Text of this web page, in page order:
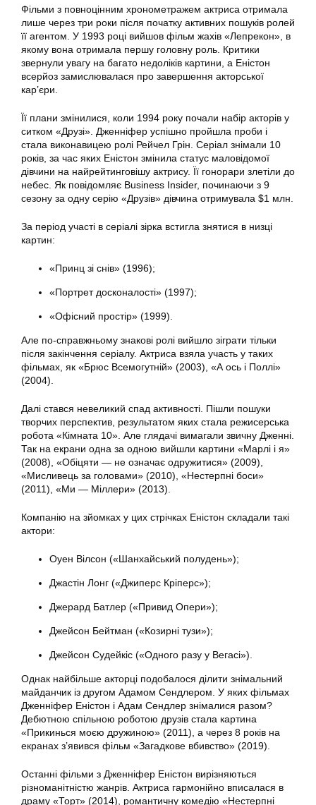
Фільми з повноцінним хронометражем актриса отримала
лише через три роки після початку активних пошуків ролей
її агентом. У 1993 році вийшов фільм жахів «Лепрекон», в
якому вона отримала першу головну роль. Критики
звернули увагу на багато недоліків картини, а Еністон
всерйоз замислювалася про завершення акторської
кар’єри.
Її плани змінилися, коли 1994 року почали набір акторів у
ситком «Друзі». Дженніфер успішно пройшла проби і
стала виконавицею ролі Рейчел Грін. Серіал знімали 10
років, за час яких Еністон змінила статус маловідомої
дівчини на найрейтинговішу актрису. Її гонорари злетіли до
небес. Як повідомляє Business Insider, починаючи з 9
сезону за одну серію «Друзів» дівчина отримувала $1 млн.
За період участі в серіалі зірка встигла знятися в низці
картин:
«Принц зі снів» (1996);
«Портрет досконалості» (1997);
«Офісний простір» (1999).
Але по-справжньому знакові ролі вийшло зіграти тільки
після закінчення серіалу. Актриса взяла участь у таких
фільмах, як «Брюс Всемогутній» (2003), «А ось і Поллі»
(2004).
Далі стався невеликий спад активності. Пішли пошуки
творчих перспектив, результатом яких стала режисерська
робота «Кімната 10». Але глядачі вимагали звичну Дженні.
Так на екрани одна за одною вийшли картини «Марлі і я»
(2008), «Обіцяти — не означає одружитися» (2009),
«Мисливець за головами» (2010), «Нестерпні боси»
(2011), «Ми — Міллери» (2013).
Компанію на зйомках у цих стрічках Еністон складали такі
актори:
Оуен Вілсон («Шанхайський полудень»);
Джастін Лонг («Джиперс Кріперс»);
Джерард Батлер («Привид Опери»);
Джейсон Бейтман («Козирні тузи»);
Джейсон Судейкіс («Одного разу у Вегасі»).
Однак найбільше акторці подобалося ділити знімальний
майданчик із другом Адамом Сендлером. У яких фільмах
Дженніфер Еністон і Адам Сендлер знімалися разом?
Дебютною спільною роботою друзів стала картина
«Прикинься моєю дружиною» (2011), а через 8 років на
екранах з’явився фільм «Загадкове вбивство» (2019).
Останні фільми з Дженніфер Еністон вирізняються
різноманітністю жанрів. Актриса гармонійно вписалася в
драму «Торт» (2014), романтичну комедію «Нестерпні